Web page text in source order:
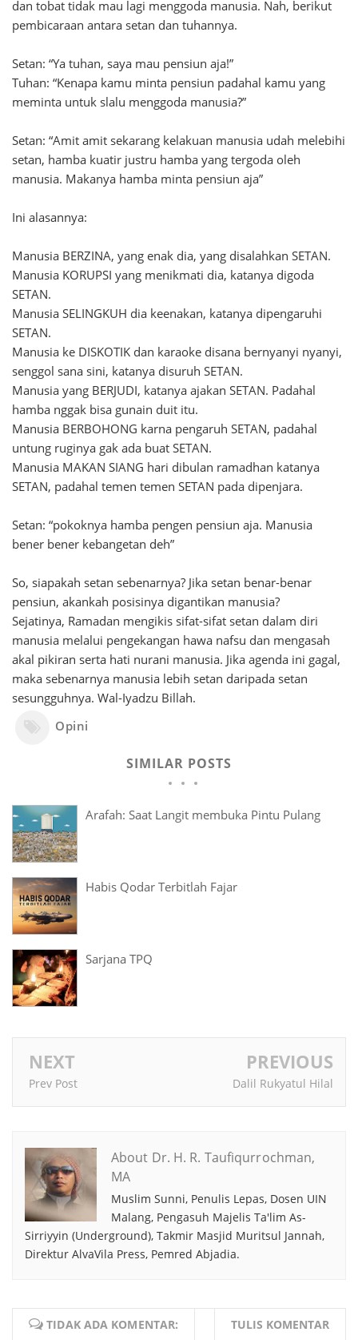
dan tobat tidak mau lagi menggoda manusia. Nah, berikut
pembicaraan antara setan dan tuhannya.
Setan: “Ya tuhan, saya mau pensiun aja!”
Tuhan: “Kenapa kamu minta pensiun padahal kamu yang
meminta untuk slalu menggoda manusia?”
Setan: “Amit amit sekarang kelakuan manusia udah melebihi
setan, hamba kuatir justru hamba yang tergoda oleh
manusia. Makanya hamba minta pensiun aja”
Ini alasannya:
Manusia BERZINA, yang enak dia, yang disalahkan SETAN.
Manusia KORUPSI yang menikmati dia, katanya digoda
SETAN.
Manusia SELINGKUH dia keenakan, katanya dipengaruhi
SETAN.
Manusia ke DISKOTIK dan karaoke disana bernyanyi nyanyi,
senggol sana sini, katanya disuruh SETAN.
Manusia yang BERJUDI, katanya ajakan SETAN. Padahal
hamba nggak bisa gunain duit itu.
Manusia BERBOHONG karna pengaruh SETAN, padahal
untung ruginya gak ada buat SETAN.
Manusia MAKAN SIANG hari dibulan ramadhan katanya
SETAN, padahal temen temen SETAN pada dipenjara.
Setan: “pokoknya hamba pengen pensiun aja. Manusia
bener bener kebangetan deh”
So, siapakah setan sebenarnya? Jika setan benar-benar
pensiun, akankah posisinya digantikan manusia?
Sejatinya, Ramadan mengikis sifat-sifat setan dalam diri
manusia melalui pengekangan hawa nafsu dan mengasah
akal pikiran serta hati nurani manusia. Jika agenda ini gagal,
maka sebenarnya manusia lebih setan daripada setan
sesungguhnya. Wal-Iyadzu Billah.
Opini
SIMILAR POSTS
Arafah: Saat Langit membuka Pintu Pulang
Habis Qodar Terbitlah Fajar
Sarjana TPQ
NEXT
Prev Post
PREVIOUS
Dalil Rukyatul Hilal
About Dr. H. R. Taufiqurrochman,
MA
Muslim Sunni, Penulis Lepas, Dosen UIN
Malang, Pengasuh Majelis Ta'lim As-
Sirriyyin (Underground), Takmir Masjid Muritsul Jannah,
Direktur AlvaVila Press, Pemred Abjadia.
TIDAK ADA KOMENTAR: TULIS KOMENTAR